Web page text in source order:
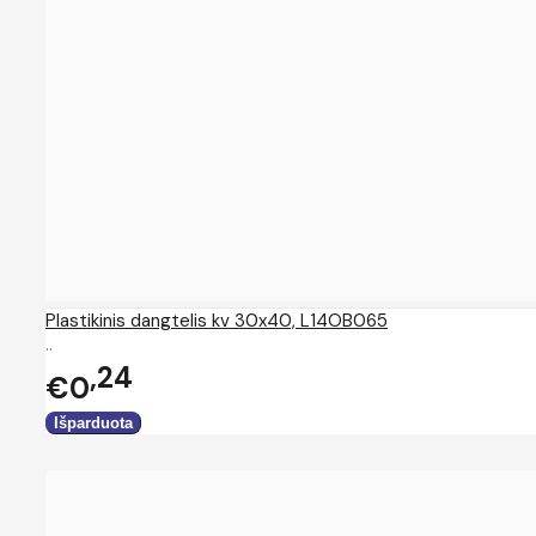
Plastikinis dangtelis kv 30x40, L14OB065
..
€0 24